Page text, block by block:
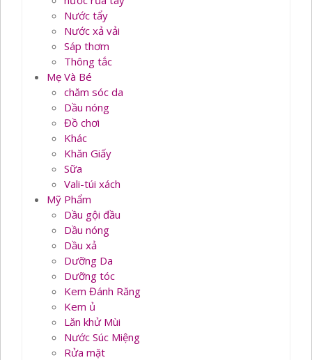
Nước tẩy
Nước xả vải
Sáp thơm
Thông tắc
Mẹ Và Bé
chăm sóc da
Dầu nóng
Đồ chơi
Khác
Khăn Giấy
Sữa
Vali-túi xách
Mỹ Phẩm
Dầu gội đầu
Dầu nóng
Dầu xả
Dưỡng Da
Dưỡng tóc
Kem Đánh Răng
Kem ủ
Lăn khử Mùi
Nước Súc Miệng
Rửa mặt